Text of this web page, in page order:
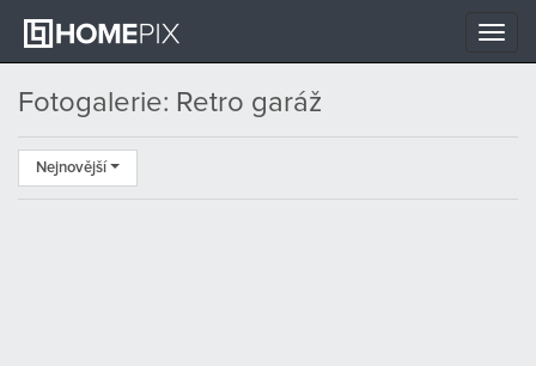
Toggle
Fotogalerie: Retro garáž
Nejnovější